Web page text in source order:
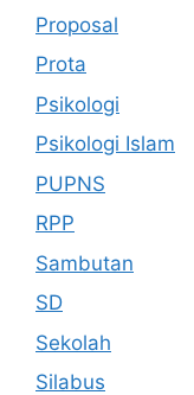
Proposal
Prota
Psikologi
Psikologi Islam
PUPNS
RPP
Sambutan
SD
Sekolah
Silabus